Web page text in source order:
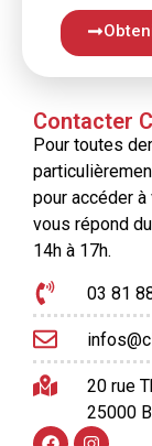
Contacter
Pour toutes
pour accéder
vous répond
14h à 17h.
03 81
20 rue
25000